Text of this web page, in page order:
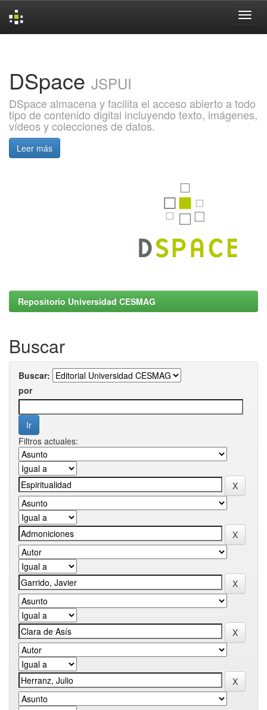
DSpace JSPUI
DSpace almacena y facilita el acceso abierto a todo
tipo de contenido digital incluyendo texto, imágenes,
vídeos y colecciones de datos.
Leer más
Repositorio Universidad CESMAG
Buscar
Buscar:
por
Filtros actuales: